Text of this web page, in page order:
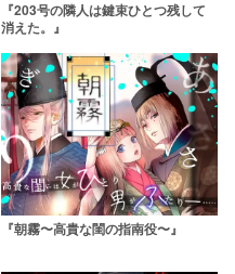
『203号の隣人は鍵束ひとつ残して
消えた。』
『朝霧〜高貴な閨の指南役〜』